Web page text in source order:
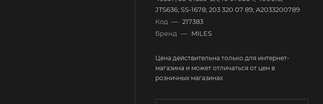
JTS636; SS-1678; 203 320 07 89; A2033200789
Код — 217383
Бренд — MILES
Цена действительна только для интернет-
магазина и может отличаться от цен в
розничных магазинах